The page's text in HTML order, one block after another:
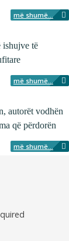
më shumë...
të
më shumë...
autorët vodhën
që përdorën
më shumë...